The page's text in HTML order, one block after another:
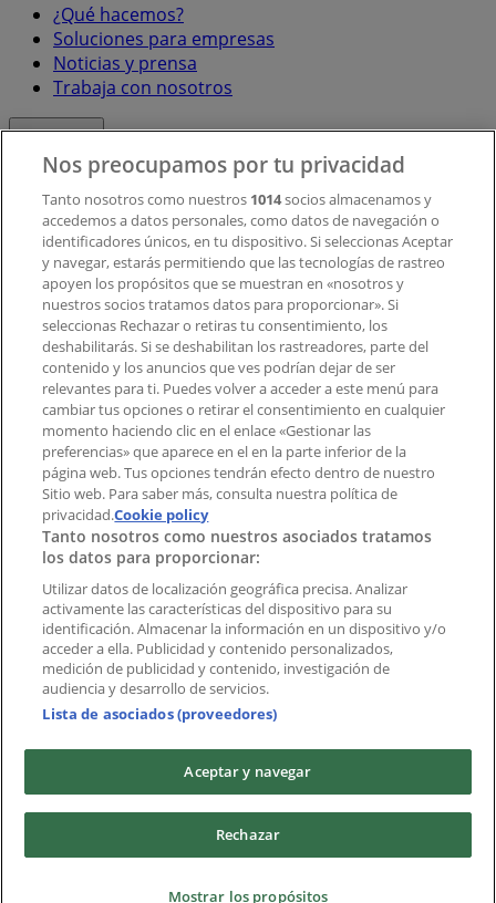
¿Qué hacemos?
Soluciones para empresas
Noticias y prensa
Trabaja con nosotros
Contacto comercial y de marketing
Tienda mal colocada en el mapa
Notificar un folleto
¿Encontraste un problema en la web o en la
aplicación?
Índices
Marcas
Marcas locales
Negocios
Negocios cercanos
Productos
Productos locales
Ciudades
Descargar la APP Tiendeo
Copyright © Tiendeo ® 2026 · Shopfully Marketing S.L.U. –
Términos y condicionesPolítica de privacidad
Nos preocupamos por tu privacidad
Tanto nosotros como nuestros 1014socios almacenamos y
accedemos a datos personales, como datos de navegación o
identificadores únicos, en tu dispositivo. Si seleccionas Aceptar
y navegar, estarás permitiendo que las tecnologías de rastreo
apoyen los propósitos que se muestran en «nosotros y
nuestros socios tratamos datos para proporcionar». Si
seleccionas Rechazar o retiras tu consentimiento, los
deshabilitarás. Si se deshabilitan los rastreadores, parte del
contenido y los anuncios que ves podrían dejar de ser
relevantes para ti. Puedes volver a acceder a este menú para
cambiar tus opciones o retirar el consentimiento en cualquier
momento haciendo clic en el enlace «Gestionar las
preferencias» que aparece en el en la parte inferior de la
página web. Tus opciones tendrán efecto dentro de nuestro
Sitio web. Para saber más, consulta nuestra política de
privacidad.Cookie policy
Tanto nosotros como nuestros asociados tratamos
los datos para proporcionar:
Utilizar datos de localización geográfica precisa. Analizar
activamente las características del dispositivo para su
identificación. Almacenar la información en un dispositivo y/o
acceder a ella. Publicidad y contenido personalizados,
medición de publicidad y contenido, investigación de
audiencia y desarrollo de servicios.
Lista de asociados (proveedores)
Aceptar y navegar
Rechazar
Mostrar los propósitos